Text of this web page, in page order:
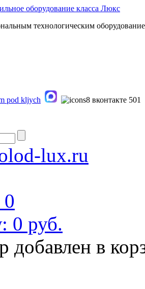
технологическим
lux.ru
0
0 руб.
добавлен в